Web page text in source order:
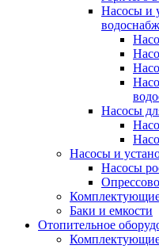
Насосы и
Насосы
Насосы и
Насосы
Баки и емкости
Отопительное